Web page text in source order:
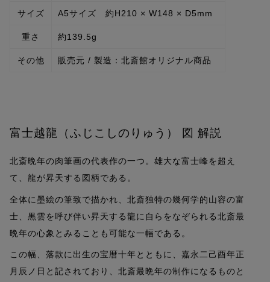
サイズ A5サイズ 約H210 × W148 × D5mm
重さ 約139.5g
その他 販売元 / 製造：北斎館オリジナル商品
富士越龍（ふじこしのりゅう） 図 解説
北斎晩年の肉筆画の代表作の一つ。 雄大な富士峰を超え
て、龍が昇天する図柄である。
全体に墨絵の筆致で描かれ、北斎独特の幾何学的山容の富
士、黒雲を呼び伴い昇天する龍に自らをなぞられる北斎最
晩年の心象とみることも可能な一幅である。
この幅、落款に出生の宝暦十年とともに、嘉永二己酉年正
月辰ノ日と記されており、北斎最晩年の制作になるものと